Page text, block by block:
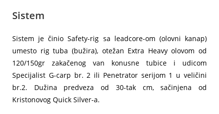
Sistem
Sistem je činio Safety-rig sa leadcore-om (olovni kanap)
umesto rig tuba (bužira), otežan Extra Heavy olovom od
120/150gr zakačenog van konusne tubice i udicom
Specijalist G-carp br. 2 ili Penetrator serijom 1 u veličini
br.2. Dužina predveza od 30-tak cm, sačinjena od
Kristonovog Quick Silver-a.